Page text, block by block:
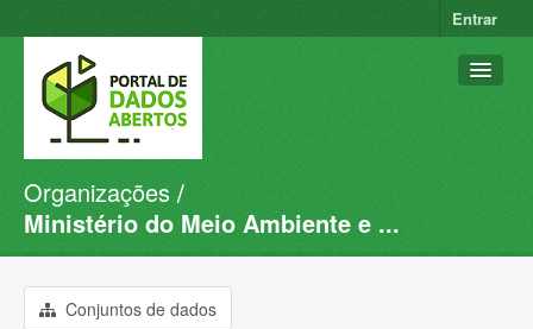
Entrar
Conjuntos de dados
Organizações
Sobre
Organizações
Ministério do Meio Ambiente e ...
Conjuntos de dados